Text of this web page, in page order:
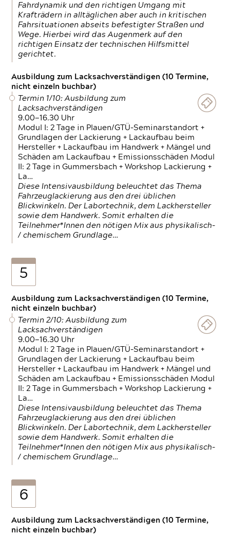
Fahrdynamik und den richtigen Umgang mit
Krafträdern in alltäglichen aber auch in kritischen
Fahrsituationen abseits befestigter Straßen und
Wege. Hierbei wird das Augenmerk auf den
richtigen Einsatz der technischen Hilfsmittel
gerichtet.
Ausbildung zum Lacksachverständigen (10 Termine,
nicht einzeln buchbar)
Termin 1/10: Ausbildung zum
Lacksachverständigen
9.00—16.30 Uhr
Modul I: 2 Tage in Plauen/GTÜ-Seminarstandort +
Grundlagen der Lackierung + Lackaufbau beim
Hersteller + Lackaufbau im Handwerk + Mängel und
Schäden am Lackaufbau + Emissionsschäden Modul
II: 2 Tage in Gummersbach + Workshop Lackierung +
La…
Diese Intensivausbildung beleuchtet das Thema
Fahrzeuglackierung aus den drei üblichen
Blickwinkeln. Der Labortechnik, dem Lackhersteller
sowie dem Handwerk. Somit erhalten die
Teilnehmer*Innen den nötigen Mix aus physikalisch-
/ chemischem Grundlage…
5
Ausbildung zum Lacksachverständigen (10 Termine,
nicht einzeln buchbar)
Termin 2/10: Ausbildung zum
Lacksachverständigen
9.00—16.30 Uhr
Modul I: 2 Tage in Plauen/GTÜ-Seminarstandort +
Grundlagen der Lackierung + Lackaufbau beim
Hersteller + Lackaufbau im Handwerk + Mängel und
Schäden am Lackaufbau + Emissionsschäden Modul
II: 2 Tage in Gummersbach + Workshop Lackierung +
La…
Diese Intensivausbildung beleuchtet das Thema
Fahrzeuglackierung aus den drei üblichen
Blickwinkeln. Der Labortechnik, dem Lackhersteller
sowie dem Handwerk. Somit erhalten die
Teilnehmer*Innen den nötigen Mix aus physikalisch-
/ chemischem Grundlage…
6
Ausbildung zum Lacksachverständigen (10 Termine,
nicht einzeln buchbar)